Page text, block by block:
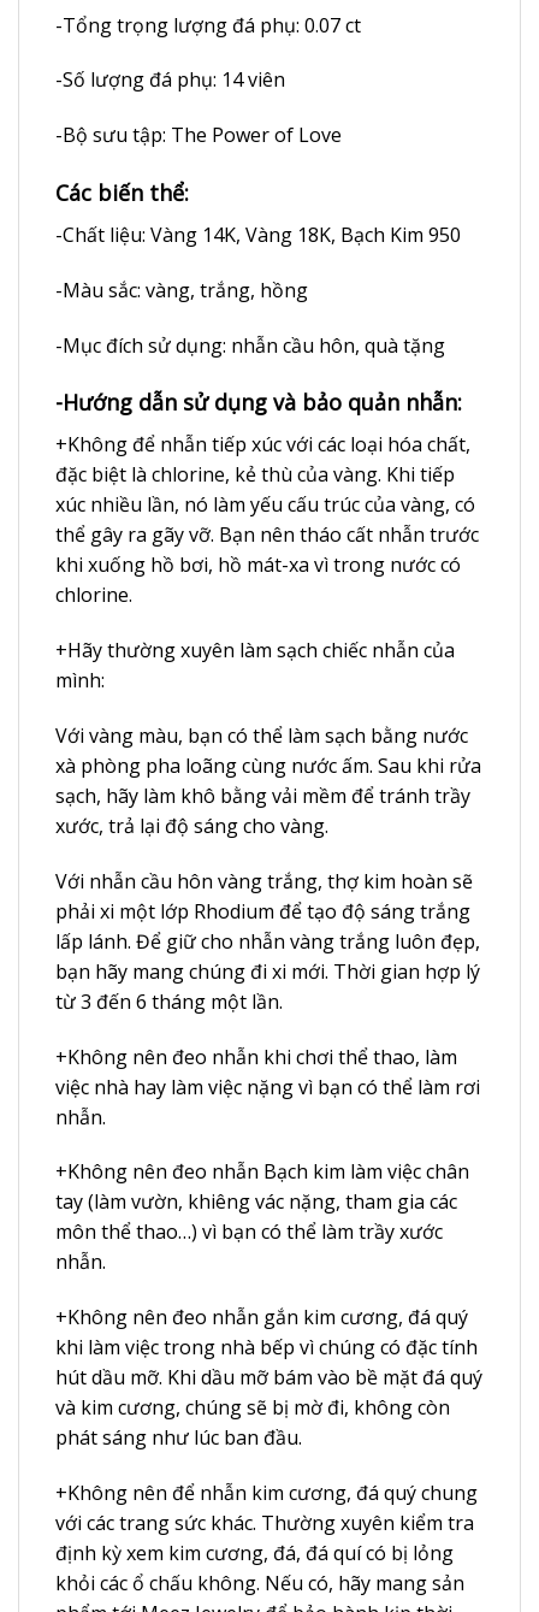
-Tổng trọng lượng đá phụ: 0.07 ct
-Số lượng đá phụ: 14 viên
-Bộ sưu tập: The Power of Love
Các biến thể:
-Chất liệu: Vàng 14K, Vàng 18K, Bạch Kim 950
-Màu sắc: vàng, trắng, hồng
-Mục đích sử dụng: nhẫn cầu hôn, quà tặng
-Hướng dẫn sử dụng và bảo quản nhẫn:
+Không để nhẫn tiếp xúc với các loại hóa chất,
đặc biệt là chlorine, kẻ thù của vàng. Khi tiếp
xúc nhiều lần, nó làm yếu cấu trúc của vàng, có
thể gây ra gãy vỡ. Bạn nên tháo cất nhẫn trước
khi xuống hồ bơi, hồ mát-xa vì trong nước có
chlorine.
+Hãy thường xuyên làm sạch chiếc nhẫn của
mình:
Với vàng màu, bạn có thể làm sạch bằng nước
xà phòng pha loãng cùng nước ấm. Sau khi rửa
sạch, hãy làm khô bằng vải mềm để tránh trầy
xước, trả lại độ sáng cho vàng.
Với nhẫn cầu hôn vàng trắng, thợ kim hoàn sẽ
phải xi một lớp Rhodium để tạo độ sáng trắng
lấp lánh. Để giữ cho nhẫn vàng trắng luôn đẹp,
bạn hãy mang chúng đi xi mới. Thời gian hợp lý
từ 3 đến 6 tháng một lần.
+Không nên đeo nhẫn khi chơi thể thao, làm
việc nhà hay làm việc nặng vì bạn có thể làm rơi
nhẫn.
+Không nên đeo nhẫn Bạch kim làm việc chân
tay (làm vườn, khiêng vác nặng, tham gia các
môn thể thao…) vì bạn có thể làm trầy xước
nhẫn.
+Không nên đeo nhẫn gắn kim cương, đá quý
khi làm việc trong nhà bếp vì chúng có đặc tính
hút dầu mỡ. Khi dầu mỡ bám vào bề mặt đá quý
và kim cương, chúng sẽ bị mờ đi, không còn
phát sáng như lúc ban đầu.
+Không nên để nhẫn kim cương, đá quý chung
với các trang sức khác. Thường xuyên kiểm tra
định kỳ xem kim cương, đá, đá quí có bị lỏng
khỏi các ổ chấu không. Nếu có, hãy mang sản